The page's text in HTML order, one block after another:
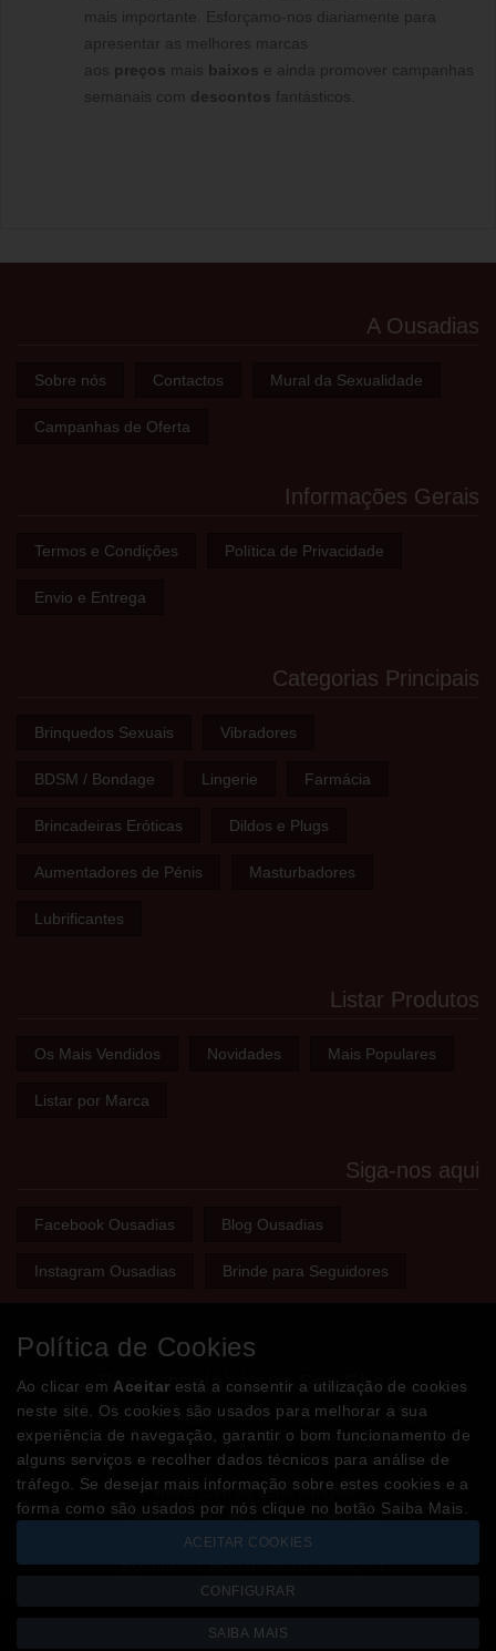
mais importante. Esforçamo-nos diariamente para
apresentar as melhores marcas
aos preços mais baixos e ainda promover campanhas
semanais com descontos fantásticos.
A Ousadias
Sobre nós Contactos Mural da Sexualidade
Campanhas de Oferta
Informações Gerais
Termos e Condições Política de Privacidade
Envio e Entrega
Categorias Principais
Brinquedos Sexuais Vibradores
BDSM / Bondage Lingerie Farmácia
Brincadeiras Eróticas Dildos e Plugs
Aumentadores de Pénis Masturbadores
Lubrificantes
Listar Produtos
Os Mais Vendidos Novidades Mais Populares
Listar por Marca
Siga-nos aqui
Facebook Ousadias Blog Ousadias
Instagram Ousadias Brinde para Seguidores
Bem-vindo(a) à sua Sex Shop
A loja onde encontra tudo o que precisa para apimentar a sua
relação e tornar o sexo mais divertido, interessante e excitante!
Partilhe com os seus amigos!
Todos os valores incluem IVA à taxa em vigorCopyright © OUSADIAS.pt 2026
Política de Cookies
Ao clicar em Aceitar está a consentir a utilização de cookies
neste site. Os cookies são usados para melhorar a sua
experiência de navegação, garantir o bom funcionamento de
alguns serviços e recolher dados técnicos para análise de
tráfego. Se desejar mais informação sobre estes cookies e a
forma como são usados por nós clique no botão Saiba Mais.
ACEITAR COOKIES
CONFIGURAR
SAIBA MAIS